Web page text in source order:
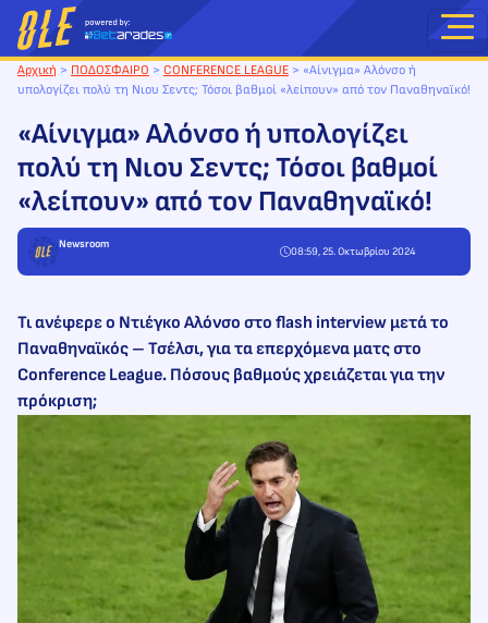
Μετάβαση
στο
περιεχόμενο
Αρχική > ΠΟΔΟΣΦΑΙΡΟ > CONFERENCE LEAGUE > «Αίνιγμα» Αλόνσο ή
υπολογίζει πολύ τη Νιου Σεντς; Τόσοι βαθμοί «λείπουν» από τον Παναθηναϊκό!
«Αίνιγμα» Αλόνσο ή υπολογίζει
πολύ τη Νιου Σεντς; Τόσοι βαθμοί
«λείπουν» από τον Παναθηναϊκό!
Newsroom
08:59, 25. Οκτωβρίου 2024
Τι ανέφερε ο Ντιέγκο Αλόνσο στο flash interview μετά το
Παναθηναϊκός – Τσέλσι, για τα επερχόμενα ματς στο
Conference League. Πόσους βαθμούς χρειάζεται για την
πρόκριση;